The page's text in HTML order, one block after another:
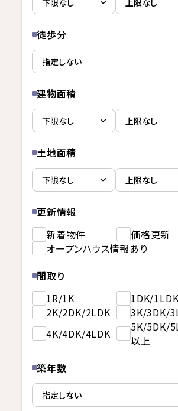
徒歩分
建物面積
土地面積
更新情報
新着物件
価格更新
オープンハウス情報あり
間取り
1R/1K
1DK/
2K/2DK/2LDK
3K/3DK/
4K/4DK/4LDK
5K/5DK/
以上
築年数